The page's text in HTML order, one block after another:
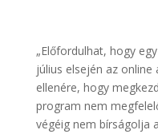
„Előfordulhat, hogy
július elsején az
ellenére, hogy
program nem
végéig nem bírságolja